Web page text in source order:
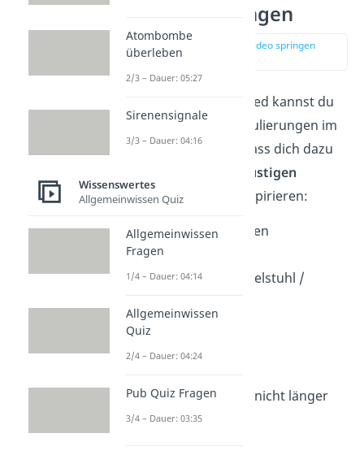
Verabschiedungen
zur Stelle im Video springen
Aber auch zum Abschied kannst du
mit besonderen Formulierungen im
Gedächtnis bleiben! Lass dich dazu
15 lustigen
Verabschiedungen
inspirieren:
Ferrero Tschüsschen
Bis Baldrian
Ciaovapcici / Ciaokelstuhl /
Tschau mit Au
Byesilikum
Dann will ich mich nicht länger
aufhalten
Atombombe
überleben
2/3 – Dauer: 05:27
Sirenensignale
3/3 – Dauer: 04:16
Wissenswertes
Allgemeinwissen Quiz
Allgemeinwissen
Fragen
1/4 – Dauer: 04:14
Allgemeinwissen
Quiz
2/4 – Dauer: 04:24
Pub Quiz Fragen
3/4 – Dauer: 03:35